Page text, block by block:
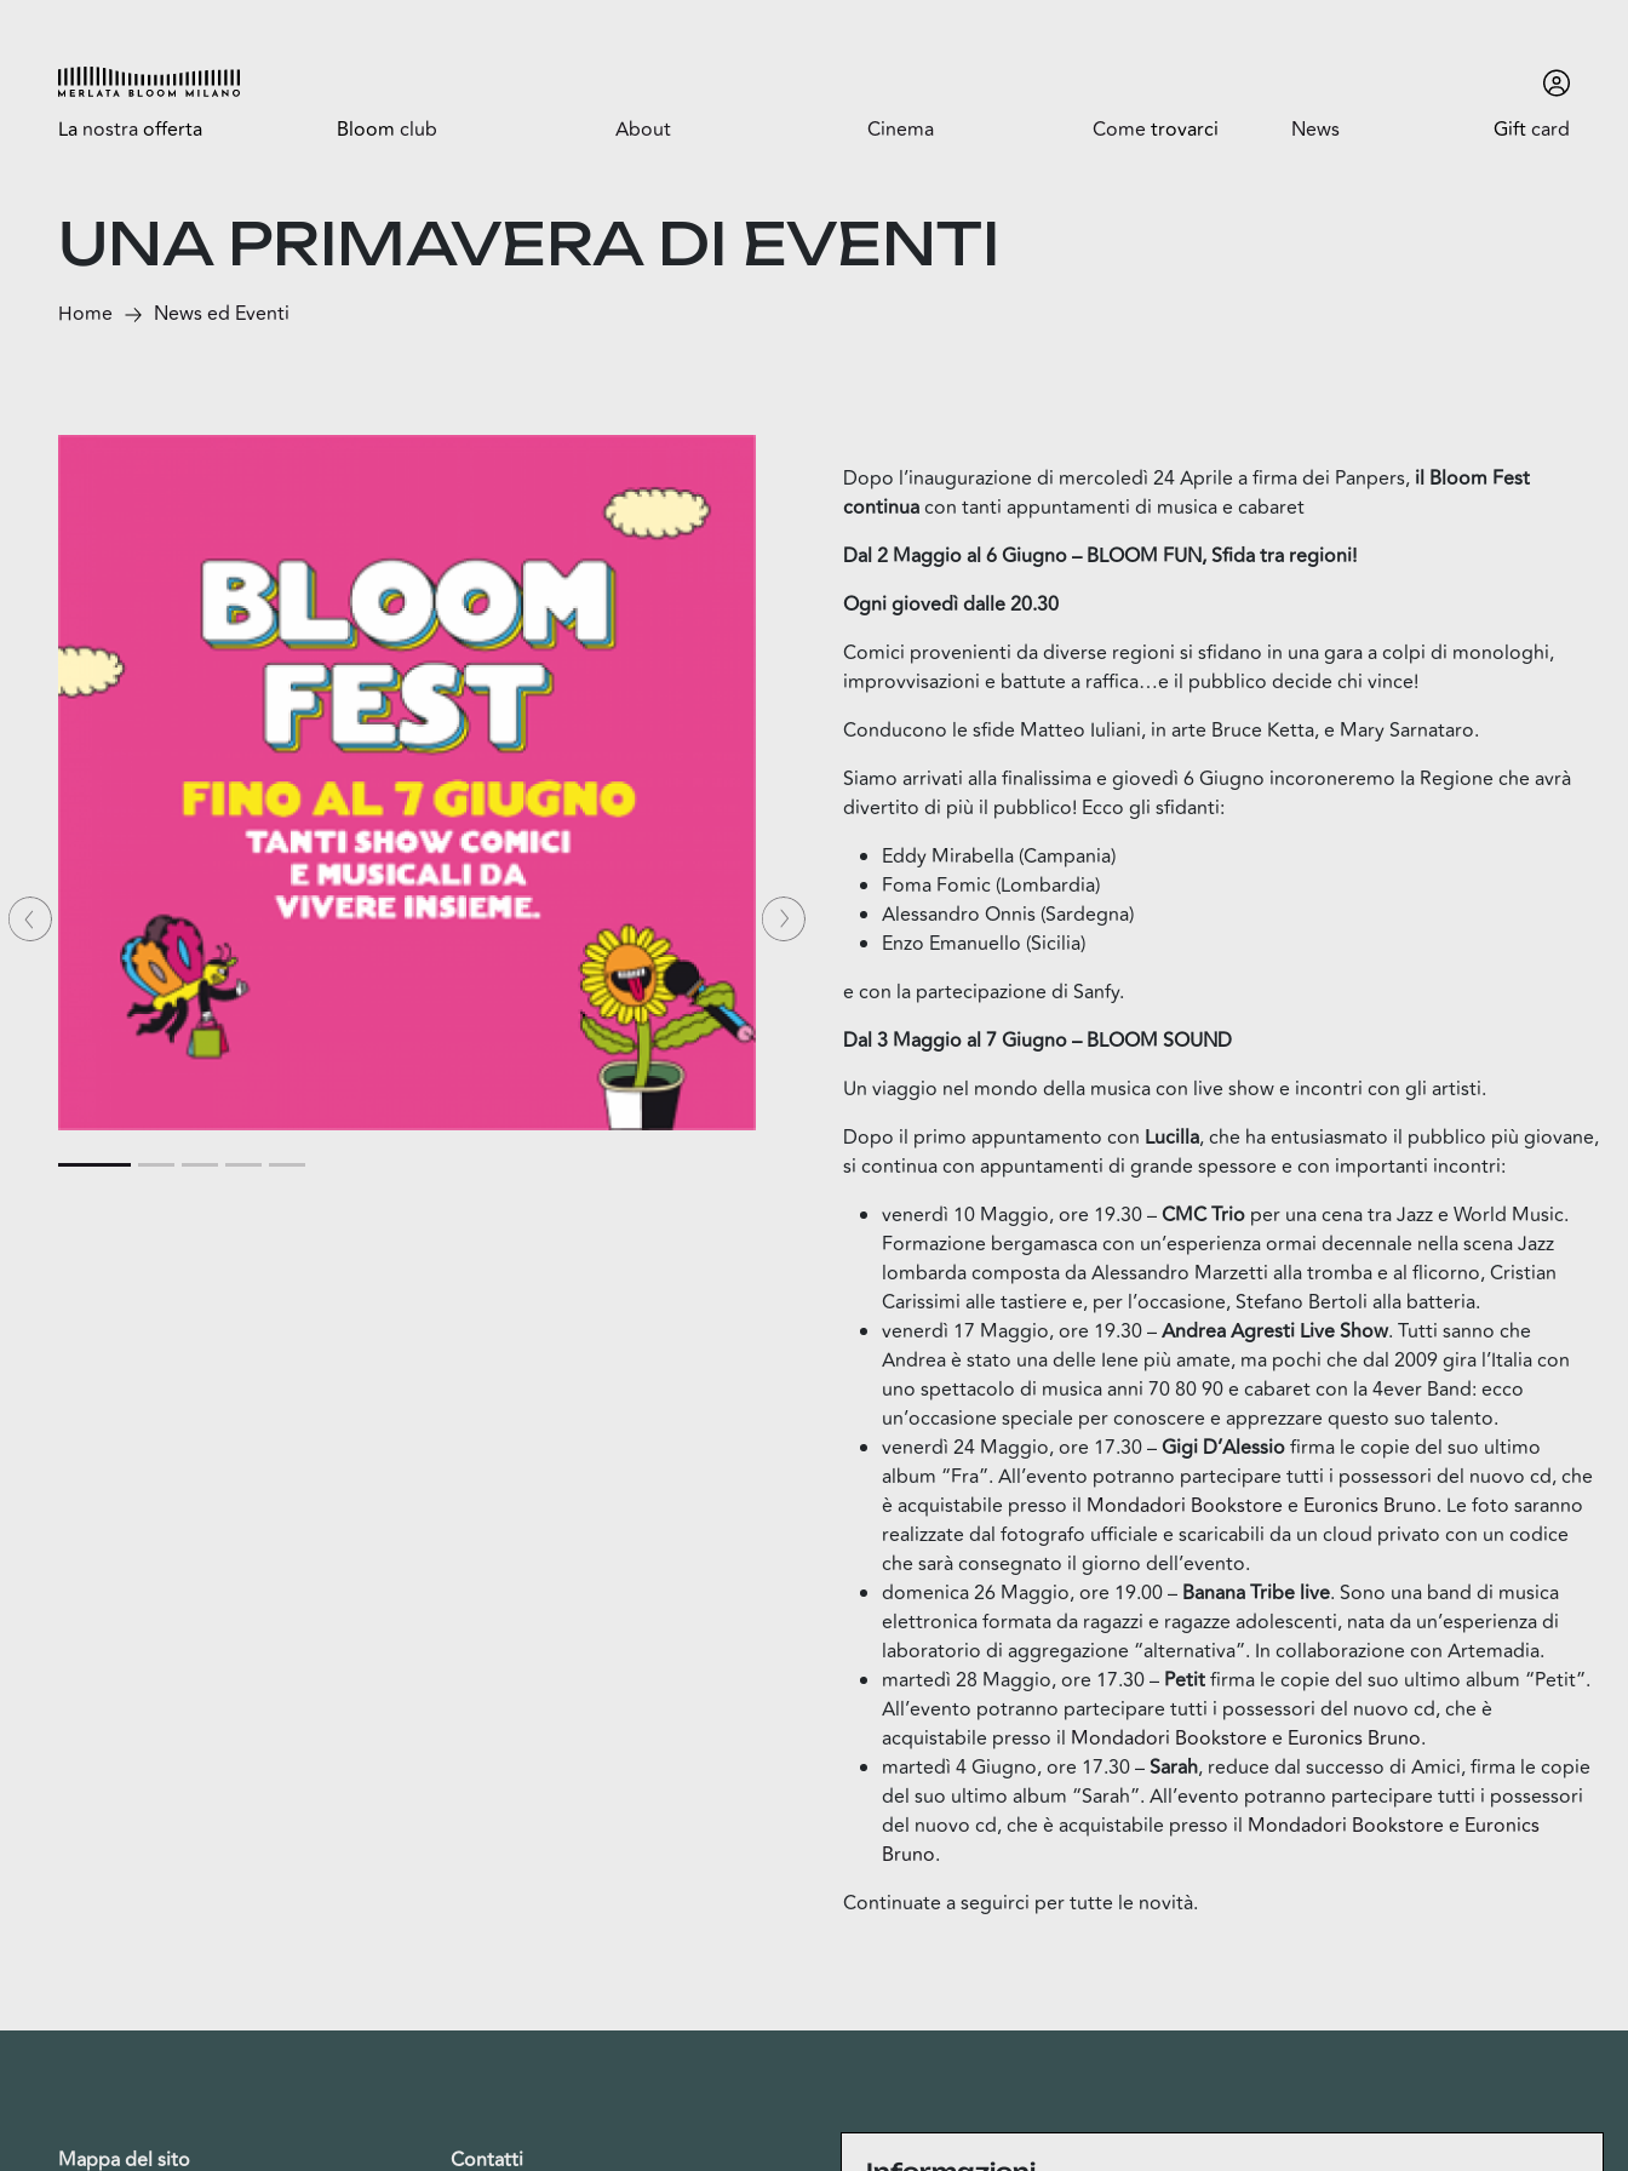
La nostraofferta
Esplora
Shop
Bloom club
Tutti i vantaggi
Bloomtasty
About
Il centro
Opportunità per il tuo business
Cinema Come trovarci News Giftcard
UNA PRIMAVERA DI EVENTI
Home News ed Eventi
Precedente Successiva
Dopo l’inaugurazione di mercoledì 24 Aprile a firma dei Panpers, il Bloom Fest
continuacon tanti appuntamenti di musica e cabaret
Dal 2 Maggio al 6 Giugno – BLOOM FUN, Sfida tra regioni!
Ogni giovedì dalle 20.30
Comici provenienti da diverse regioni si sfidano in una gara a colpi di monologhi,
improvvisazioni e battute a raffica…e il pubblico decide chi vince!
Conducono le sfide Matteo Iuliani, in arte Bruce Ketta, e Mary Sarnataro.
Siamo arrivati alla finalissima e giovedì 6 Giugno incoroneremo la Regione che avrà
divertito di più il pubblico! Ecco gli sfidanti:
Eddy Mirabella (Campania)
Foma Fomic (Lombardia)
Alessandro Onnis (Sardegna)
Enzo Emanuello (Sicilia)
e con la partecipazione di Sanfy.
Dal 3 Maggio al 7 Giugno – BLOOM SOUND
Un viaggio nel mondo della musica con live show e incontri con gli artisti.
Dopo il primo appuntamento con Lucilla, che ha entusiasmato il pubblico più giovane,
si continua con appuntamenti di grande spessore e con importanti incontri:
venerdì 10 Maggio, ore 19.30 –CMC Trio per una cena tra Jazz e World Music.
Formazione bergamasca con un’esperienza ormai decennale nella scena Jazz
lombarda composta da Alessandro Marzetti alla tromba e al flicorno, Cristian
Carissimi alle tastiere e, per l’occasione, Stefano Bertoli alla batteria.
venerdì 17 Maggio, ore 19.30 –Andrea Agresti Live Show. Tutti sanno che
Andrea è stato una delle Iene più amate, ma pochi che dal 2009 gira l’Italia con
uno spettacolo di musica anni 70 80 90 e cabaret con la 4ever Band: ecco
un’occasione speciale per conoscere e apprezzare questo suo talento.
venerdì 24 Maggio, ore 17.30 –Gigi D’Alessiofirma le copie del suo ultimo
album “Fra”. All’evento potranno partecipare tutti i possessori del nuovo cd, che
è acquistabile presso il Mondadori Bookstore e Euronics Bruno. Le foto saranno
realizzate dal fotografo ufficiale e scaricabili da un cloud privato con un codice
che sarà consegnato il giorno dell’evento.
domenica 26 Maggio, ore 19.00 – Banana Tribe live. Sono una band di musica
elettronica formata da ragazzi e ragazze adolescenti, nata da un’esperienza di
laboratorio di aggregazione “alternativa”. In collaborazione con Artemadia.
martedì 28 Maggio, ore 17.30 – Petitfirma le copie del suo ultimo album “Petit”.
All’evento potranno partecipare tutti i possessori del nuovo cd, che è
acquistabile presso il Mondadori Bookstore e Euronics Bruno.
martedì 4 Giugno, ore 17.30 –Sarah, reduce dal successo di Amici, firma le copie
del suo ultimo album “Sarah”. All’evento potranno partecipare tutti i possessori
del nuovo cd, che è acquistabile presso il Mondadori Bookstore e Euronics
Bruno.
Continuate a seguirci per tutte le novità.
Mappa del sito Contatti Privacy